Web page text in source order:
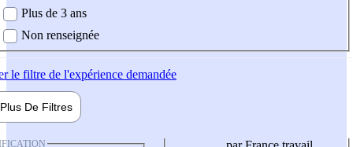
Plus de 3 ans
Non renseignée
le filtre de l'expérience demandée
Plus De Filtres